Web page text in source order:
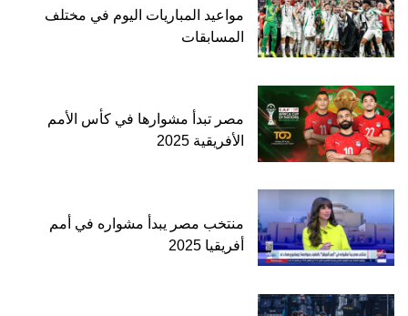
مواعيد المباريات اليوم في مختلف
المسابقات
مصر تبدأ مشوارها في كأس الأمم
الأفريقية 2025
منتخب مصر يبدأ مشواره في أمم
أفريقيا 2025